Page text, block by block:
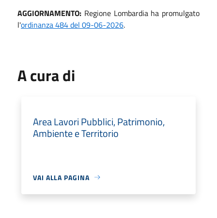
AGGIORNAMENTO: Regione Lombardia ha promulgato
l'ordinanza 484 del 09-06-2026.
A cura di
Area Lavori Pubblici, Patrimonio,
Ambiente e Territorio
VAI ALLA PAGINA